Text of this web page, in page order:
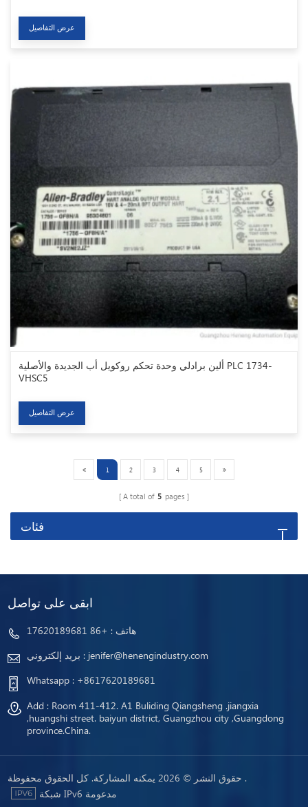
عرض التفاصيل
ألين برادلي وحدة تحكم روكويل أب الجديدة والأصلية PLC 1734-
VHSC5
عرض التفاصيل
1 2 3 4 5
A total of 5 pages
فئات
ابقى على تواصل
هاتف : +86 17620189681
بريد إلكتروني : jenifer@henengindustry.com
Whatsapp : +8617620189681
Add : Room 411-412. A1 Buliding Qiangsheng .jiangxia
,huangshi street. baiyun district, Guangzhou city ,Guangdong
province.China.
حقوق النشر © 2026 يمكنه المشاركة. كل الحقوق محفوظة .
شبكة IPv6 مدعومة